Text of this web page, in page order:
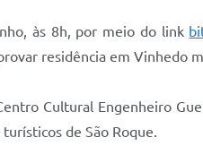
às 8h, por meio do link
residência em Vinhedo
Cultural Engenheiro
de São Roque.